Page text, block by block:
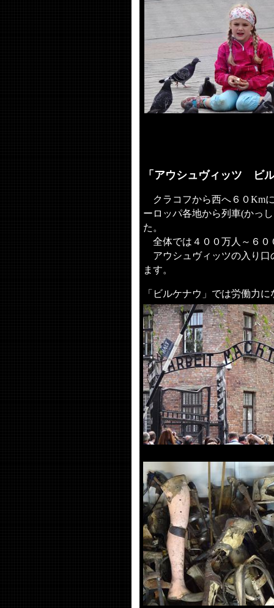
「アウシュヴィッツ ビ
クラコフから西へ６０Km
ーロッパ各地から列車(かっ
た。
全体では４００万人～６
アウシュヴィッツの入り
ます。
「ビルケナウ」では労働力